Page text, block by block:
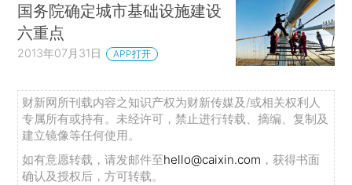
国务院确定城市基础设施建设
六重点
2013年07月31日 APP打开
财新网所刊载内容之知识产权为财新传媒及/或相关权利人
专属所有或持有。未经许可，禁止进行转载、摘编、复制及
建立镜像等任何使用。
如有意愿转载，请发邮件至hello@caixin.com ，获得书面
确认及授权后，方可转载。